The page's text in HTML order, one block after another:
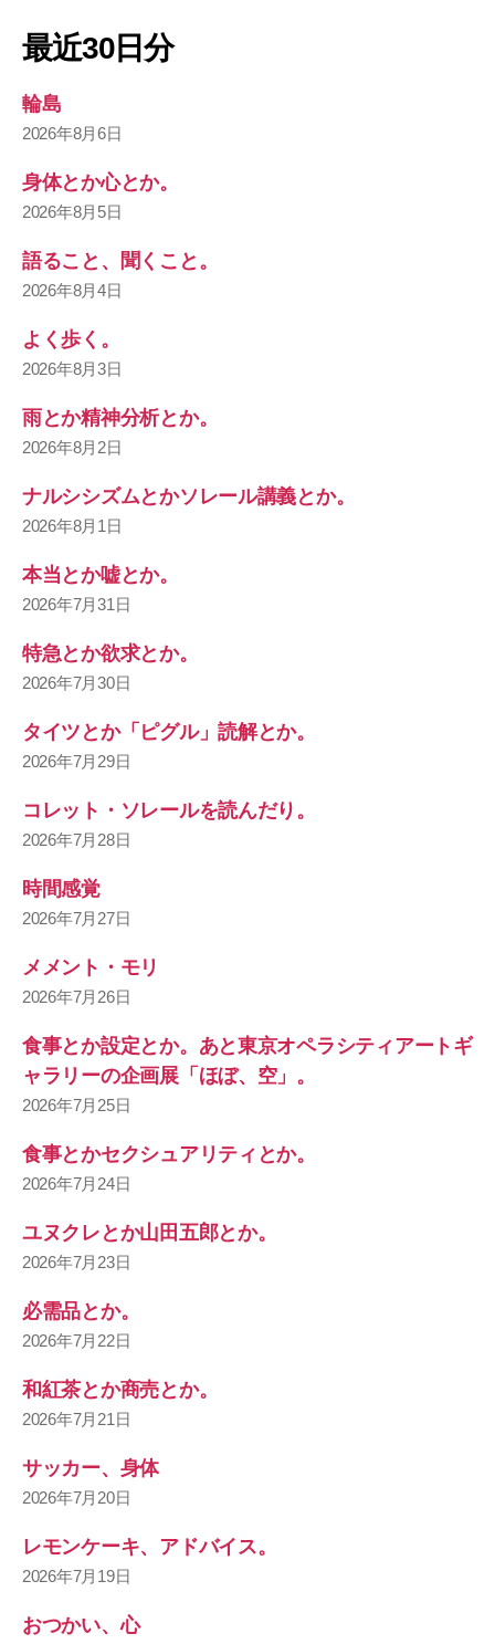
最近30日分
輪島
2026年8月6日
身体とか心とか。
2026年8月5日
語ること、聞くこと。
2026年8月4日
よく歩く。
2026年8月3日
雨とか精神分析とか。
2026年8月2日
ナルシシズムとかソレール講義とか。
2026年8月1日
本当とか嘘とか。
2026年7月31日
特急とか欲求とか。
2026年7月30日
タイツとか「ピグル」読解とか。
2026年7月29日
コレット・ソレールを読んだり。
2026年7月28日
時間感覚
2026年7月27日
メメント・モリ
2026年7月26日
食事とか設定とか。あと東京オペラシティアートギ
ャラリーの企画展「ほぼ、空」。
2026年7月25日
食事とかセクシュアリティとか。
2026年7月24日
ユヌクレとか山田五郎とか。
2026年7月23日
必需品とか。
2026年7月22日
和紅茶とか商売とか。
2026年7月21日
サッカー、身体
2026年7月20日
レモンケーキ、アドバイス。
2026年7月19日
おつかい、心